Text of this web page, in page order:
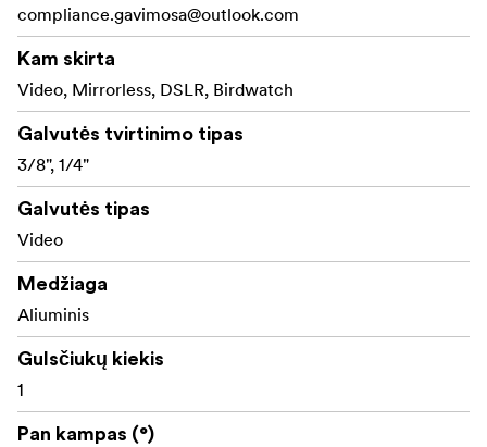
compliance.gavimosa@outlook.com
Kam skirta
Video, Mirrorless, DSLR, Birdwatch
Galvutės tvirtinimo tipas
3/8", 1/4"
Galvutės tipas
Video
Medžiaga
Aliuminis
Gulsčiukų kiekis
1
Pan kampas (°)